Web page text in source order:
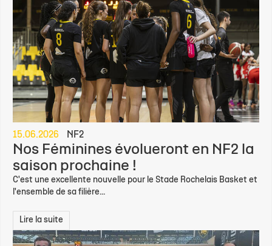
15.06.2026 NF2
Nos Féminines évolueront en NF2 la
saison prochaine !
C'est une excellente nouvelle pour le Stade Rochelais Basket et
l'ensemble de sa filière...
Lire la suite